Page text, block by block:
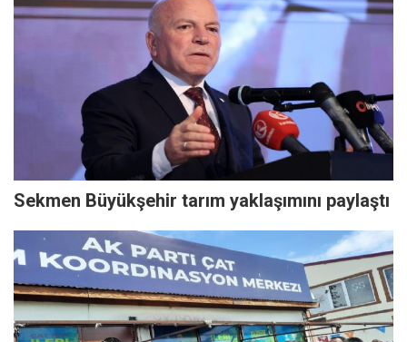
Sekmen Büyükşehir tarım yaklaşımını paylaştı